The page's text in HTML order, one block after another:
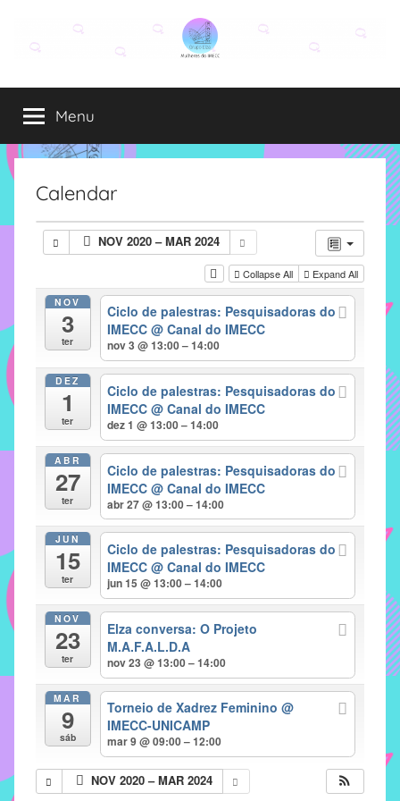
conteúdo
Grupo
Elza
Elza
é
formado
alunas,
funcionárias
IMECC
como
atribuição
implementar
proporcionem
fortalecimento
vínculos
sociais
profissionais
professores
funcionários
IMECC,
Menu
Calendar
NOV 2020 – MAR 2024
Collapse All Expand All
NOV
3
ter
Ciclo de palestras: Pesquisadoras do
IMECC@ Canal do IMECC
nov 3 @ 13:00 – 14:00
DEZ
1
ter
Ciclo de palestras: Pesquisadoras do
IMECC@ Canal do IMECC
dez 1 @ 13:00 – 14:00
ABR
27
ter
Ciclo de palestras: Pesquisadoras do
IMECC@ Canal do IMECC
abr 27 @ 13:00 – 14:00
JUN
15
ter
Ciclo de palestras: Pesquisadoras do
IMECC@ Canal do IMECC
jun 15 @ 13:00 – 14:00
NOV
23
ter
Elza conversa: O Projeto
M.A.F.A.L.D.A
nov 23 @ 13:00 – 14:00
MAR
9
sáb
Torneio de Xadrez Feminino@
IMECC-UNICAMP
mar 9 @ 09:00 – 12:00
NOV 2020 – MAR 2024